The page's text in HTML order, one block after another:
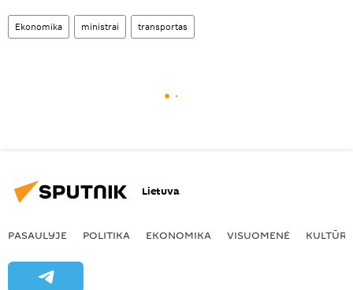
Ekonomika ministrai transportas
Lietuva
PASAULYJE POLITIKA EKONOMIKA VISUOMENĖ KULTŪRA